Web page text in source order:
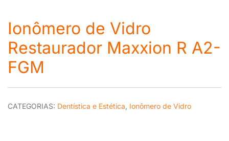
Ionômero de Vidro
Restaurador Maxxion R A2-
FGM
CATEGORIAS: Dentística e Estética Ionômero de Vidro